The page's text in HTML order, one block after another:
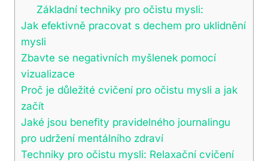
Základní techniky pro očistu mysli:
Jak efektivně pracovat s dechem pro uklidnění
mysli
Zbavte se negativních myšlenek pomocí
vizualizace
Proč je důležité cvičení pro očistu mysli a jak
začít
Jaké jsou benefity pravidelného journalingu
pro udržení mentálního zdraví
Techniky pro očistu mysli: Relaxační cvičení